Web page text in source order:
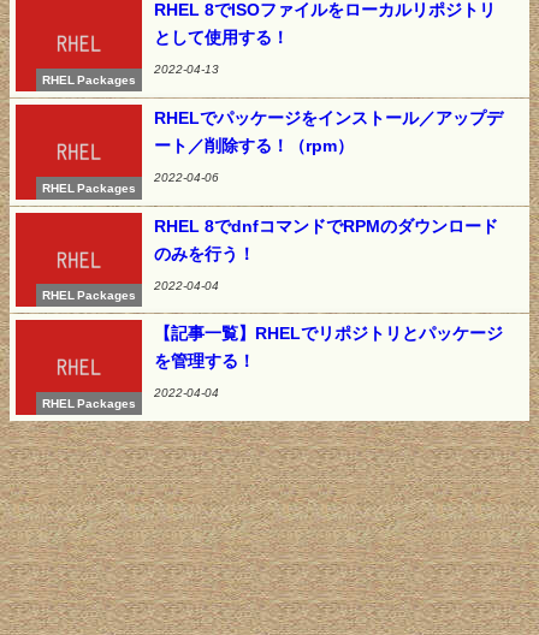
RHEL Packages
RHEL 8でISOファイルをローカルリポジトリ
として使用する！
2022-04-13
RHEL Packages
RHELでパッケージをインストール／アップデ
ート／削除する！（rpm）
2022-04-06
RHEL Packages
RHEL 8でdnfコマンドでRPMのダウンロード
のみを行う！
2022-04-04
RHEL Packages
【記事一覧】RHELでリポジトリとパッケージ
を管理する！
2022-04-04